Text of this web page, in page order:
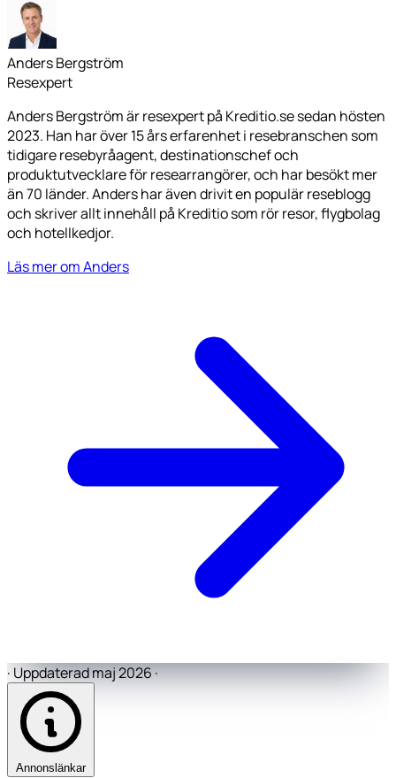
Anders Bergström
Resexpert
Anders Bergström är resexpert på Kreditio.se sedan hösten
2023. Han har över 15 års erfarenhet i resebranschen som
tidigare resebyråagent, destinationschef och
produktutvecklare för researrangörer, och har besökt mer
än 70 länder. Anders har även drivit en populär reseblogg
och skriver allt innehåll på Kreditio som rör resor, flygbolag
och hotellkedjor.
Läs mer om Anders
· Uppdaterad maj 2026·
Annonslänkar